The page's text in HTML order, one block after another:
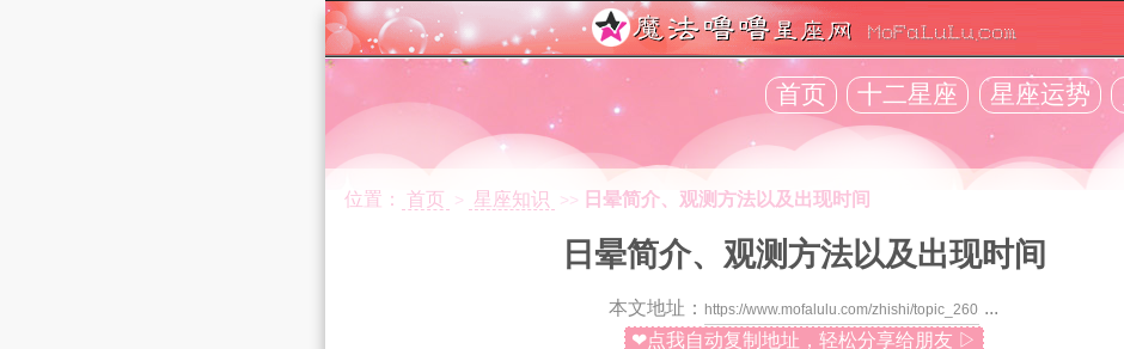
首页 十二星座 星座运势
位置： 首页 > 星座知识 >> 日晕简介、观测方法以及出现时间
日晕简介、观测方法以及出现时间
本文地址：
...
❤点我自动复制地址，轻松分享给朋友 ▷